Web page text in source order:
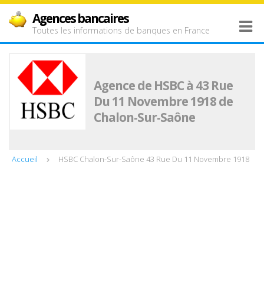
Agences bancaires
Toutes les informations de banques en France
Agence de HSBC à 43 Rue
Du 11 Novembre 1918 de
Chalon-Sur-Saône
Accueil HSBC Chalon-Sur-Saône 43 Rue Du 11 Novembre 1918